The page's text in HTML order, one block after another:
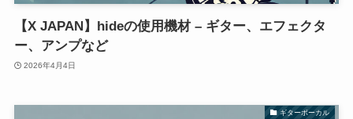
【X JAPAN】hideの使用機材 – ギター、エフェクタ
ー、アンプなど
2026年4月4日
ギターボーカル